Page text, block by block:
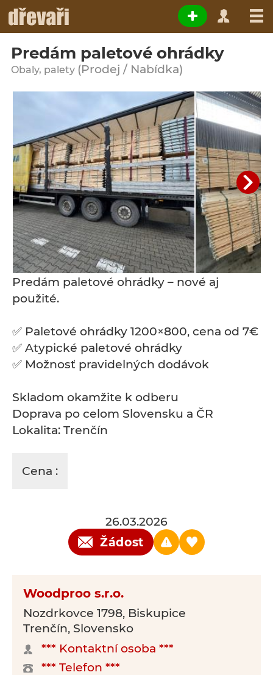
Predám paletové ohrádky
Obaly, palety (Prodej / Nabídka)
Predám paletové ohrádky – nové aj
použité.
✅ Paletové ohrádky 1200×800, cena od 7€
✅ Atypické paletové ohrádky
✅ Možnosť pravidelných dodávok
Skladom okamžite k odberu
Doprava po celom Slovensku a ČR
Lokalita: Trenčín
Cena :
26.03.2026
Žádost
Woodproo s.r.o.
Nozdrkovce 1798, Biskupice
Trenčín, Slovensko
*** Kontaktní osoba ***
*** Telefon ***